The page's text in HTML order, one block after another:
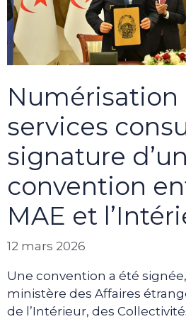
Numérisation
services
signature
convention
MAE et
12 mars 2026
Une convention a été
ministère des Affaires
de l’Intérieur, des